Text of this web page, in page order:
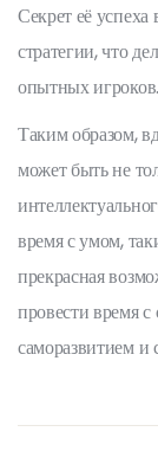
Секрет её
стратегии, что
опытных игроков.
Таким образом,
может быть не
время с умом,
прекрасная
провести время с
саморазвитием и